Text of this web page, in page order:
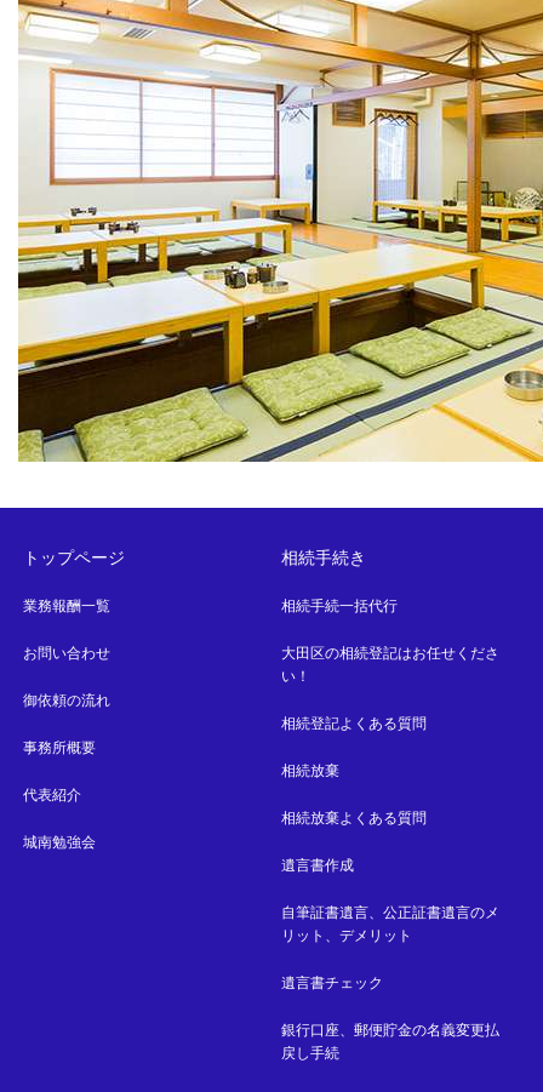
トップページ
業務報酬一覧
お問い合わせ
御依頼の流れ
事務所概要
代表紹介
城南勉強会
相続手続き
相続手続一括代行
大田区の相続登記はお任せくださ
い！
相続登記よくある質問
相続放棄
相続放棄よくある質問
遺言書作成
自筆証書遺言、公正証書遺言のメ
リット、デメリット
遺言書チェック
銀行口座、郵便貯金の名義変更払
戻し手続